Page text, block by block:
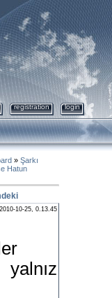
registration login
» Şarkı
Hatun
2010-10-25, 0.13.45